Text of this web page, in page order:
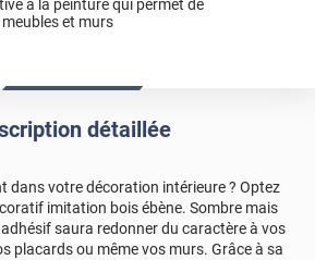
à la peinture qui permet de
et murs
détaillée
dans votre décoration intérieure ? Optez
imitation bois ébène. Sombre mais
saura redonner du caractère à vos
placards ou même vos murs. Grâce à sa